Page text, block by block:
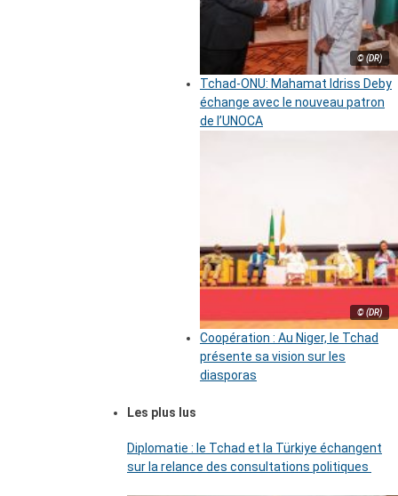
© (DR)
Tchad-ONU: Mahamat Idriss Deby
échange avec le nouveau patron
de l’UNOCA
© (DR)
Coopération : Au Niger, le Tchad
présente sa vision sur les
diasporas
Les plus lus
Diplomatie : le Tchad et la Türkiye échangent
sur la relance des consultations politiques